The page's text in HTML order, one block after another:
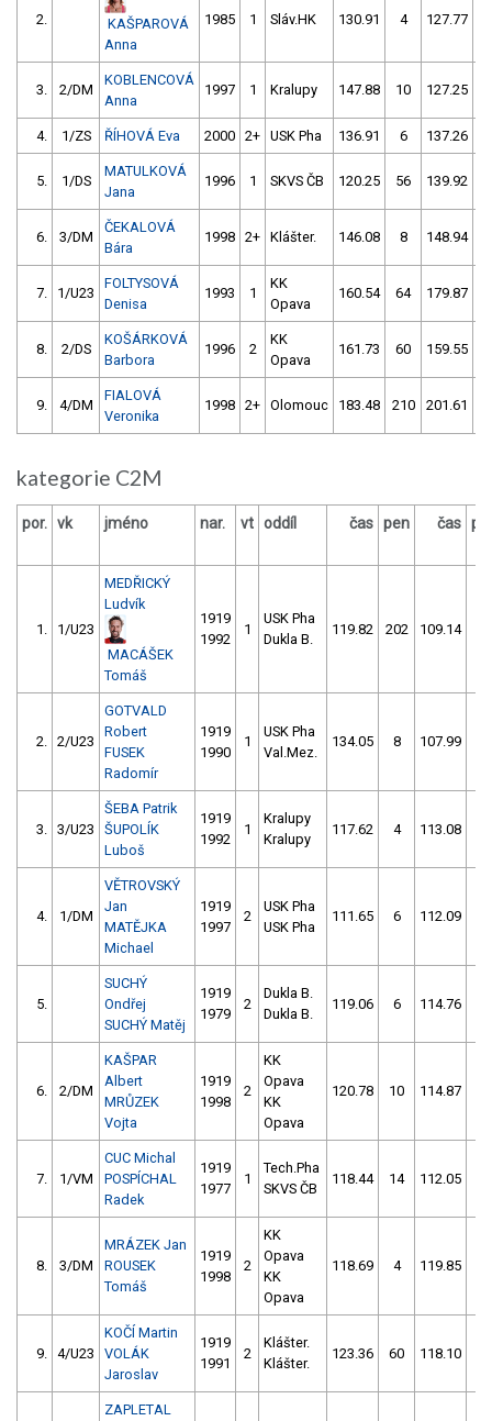
2.
KAŠPAROVÁ
Anna
1985 1 Sláv.HK 130.91 4 127.77
3. 2/DM
KOBLENCOVÁ
Anna
1997 1 Kralupy 147.88 10 127.25
4. 1/ZS ŘÍHOVÁ Eva 2000 2+ USK Pha 136.91 6 137.26
5. 1/DS
MATULKOVÁ
Jana
1996 1 SKVS ČB 120.25 56 139.92
6. 3/DM
ČEKALOVÁ
Bára
1998 2+ Klášter. 146.08 8 148.94
7. 1/U23
FOLTYSOVÁ
Denisa
1993 1
KK
Opava
160.54 64 179.87
8. 2/DS
KOŠÁRKOVÁ
Barbora
1996 2
KK
Opava
161.73 60 159.55
9. 4/DM
FIALOVÁ
Veronika
1998 2+ Olomouc 183.48 210 201.61
kategorie C2M
por. vk jméno nar. vt oddíl čas pen čas
1. 1/U23
MEDŘICKÝ
Ludvík
MACÁŠEK
Tomáš
1919
1992
1
USK Pha
Dukla B.
119.82 202 109.14
2. 2/U23
GOTVALD
Robert
FUSEK
Radomír
1919
1990
1
USK Pha
Val.Mez.
134.05 8 107.99
3. 3/U23
ŠEBA Patrik
ŠUPOLÍK
Luboš
1919
1992
1
Kralupy
Kralupy
117.62 4 113.08
4. 1/DM
VĚTROVSKÝ
Jan
MATĚJKA
Michael
1919
1997
2
USK Pha
USK Pha
111.65 6 112.09
5.
SUCHÝ
Ondřej
SUCHÝ Matěj
1919
1979
2
Dukla B.
Dukla B.
119.06 6 114.76
6. 2/DM
KAŠPAR
Albert
MRŮZEK
Vojta
1919
1998
2
KK
Opava
KK
Opava
120.78 10 114.87
7. 1/VM
CUC Michal
POSPÍCHAL
Radek
1919
1977
1
Tech.Pha
SKVS ČB
118.44 14 112.05
8. 3/DM
MRÁZEK Jan
ROUSEK
Tomáš
1919
1998
2
KK
Opava
KK
Opava
118.69 4 119.85
9. 4/U23
KOČÍ Martin
VOLÁK
Jaroslav
1919
1991
2
Klášter.
Klášter.
123.36 60 118.10
ZAPLETAL